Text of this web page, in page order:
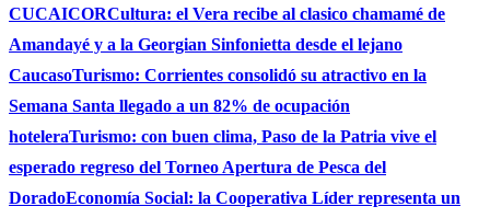
CUCAICORCultura: el Vera recibe al clasico chamamé de
Amandayé y a la Georgian Sinfonietta desde el lejano
CaucasoTurismo: Corrientes consolidó su atractivo en la
Semana Santa llegado a un 82% de ocupación
hoteleraTurismo: con buen clima, Paso de la Patria vive el
esperado regreso del Torneo Apertura de Pesca del
DoradoEconomía Social: la Cooperativa Líder representa un